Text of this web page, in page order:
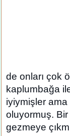
de onları çok
kaplumbağa
iyiymişler
oluyormuş.
gezmeye